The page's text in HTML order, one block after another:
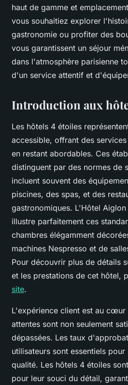
haut de gamme et
vous souhaitiez explorer
gastronomie ou profiter des
vous garantissent un séjour
dans l'atmosphère parisienne
d'un service attentif et
Introduction aux
Les hôtels 4 étoiles
accessible, offrant des
en restant abordables. Ces
distinguent par des normes de
incluent souvent des
piscines, des spas, et des
gastronomiques. L'Hôtel
illustre parfaitement ces
chambres élégamment
machines Nespresso et de
Pour découvrir plus de détails
et les prestations de cet hôtel,
site.
L'expérience client est au cœur
attentes sont non seulement
dépassées. Les taux
utilisateurs sont essentiels
qualité. Les hôtels 4 étoiles
pour leur souci du détail,